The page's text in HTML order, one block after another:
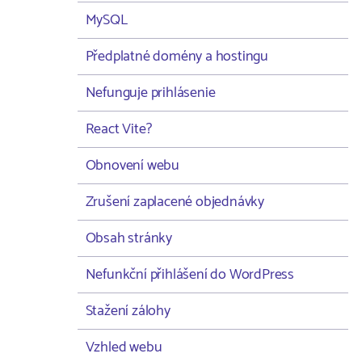
MySQL
Předplatné domény a hostingu
Nefunguje prihlásenie
React Vite?
Obnovení webu
Zrušení zaplacené objednávky
Obsah stránky
Nefunkční přihlášení do WordPress
Stažení zálohy
Vzhled webu